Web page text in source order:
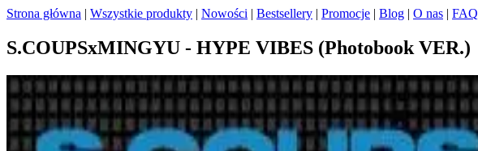
Strona główna | Wszystkie produkty | Nowości | Bestsellery | Promocje | Blog | O nas | FAQ
S.COUPSxMINGYU - HYPE VIBES (Photobook VER.)